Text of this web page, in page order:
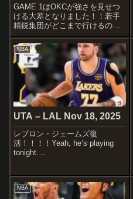
GAME 1はOKCが強さを見せつ
ける大差となりました！！若手
精鋭集団がどこまで行けるのか
非常に注目ですね〜
STARTERSDALLAS
MAVERICKSP.J.
WashingtonDerrick Jones
Jr.Daniel Gaf...
NBA
UTA – LAL Nov 18, 2025
レブロン・ジェームズ復
活！！！！Yeah, he’s playing
tonight.
November 19, 2025ST...
NBA